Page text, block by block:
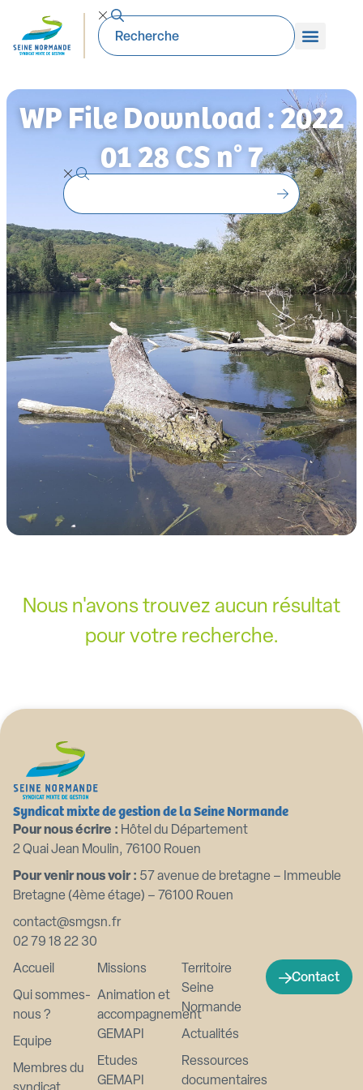
WP File Download : 2022
01 28 CS n° 7
Nous n'avons trouvez aucun résultat
pour votre recherche.
Syndicat mixte de gestion de la Seine Normande
Pour nous écrire : Hôtel du Département
2 Quai Jean Moulin, 76100 Rouen
Pour venir nous voir : 57 avenue de bretagne – Immeuble
Bretagne (4ème étage) – 76100 Rouen
contact@smgsn.fr
02 79 18 22 30
Accueil
Qui sommes-
nous ?
Equipe
Membres du
Missions
Animation et
accompagnement
GEMAPI
Etudes
GEMAPI
Territoire
Seine
Normande
Actualités
Ressources
documentaires
Contact